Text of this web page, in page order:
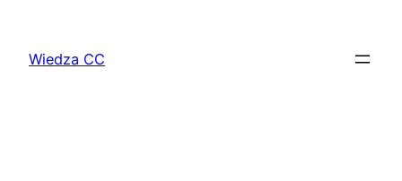
treściWiedza CC